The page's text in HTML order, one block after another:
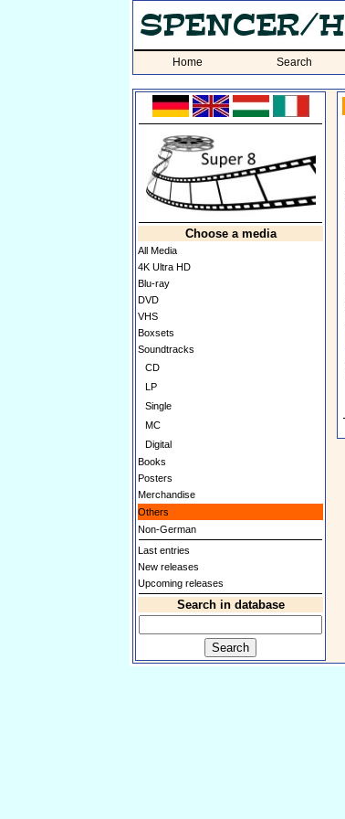
Home Search
Choose a media
All Media
4K Ultra HD
Blu-ray
DVD
VHS
Boxsets
Soundtracks
CD
LP
Single
MC
Digital
Books
Posters
Merchandise
Others
Non-German
Last entries
New releases
Upcoming releases
Search in database